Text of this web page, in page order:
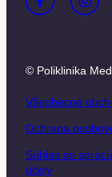
© Poliklinika
Všeobecné
Ochrana
Súhlas so
účely